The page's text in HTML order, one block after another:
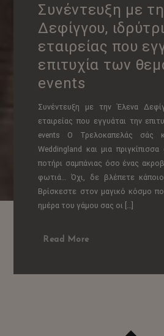
Συνέντευξη με
Δεφίγγου,
εταιρείας που
επιτυχία των
events
Συνέντευξη με την Έλενα
εταιρείας που εγγυάται την
events Ο Τρελοκαπελάς σάς
Weddingland και μια
ποτήρι σαμπάνιας όσο ένας
φωτιά… Όχι, δε βλέπετε
Βρίσκεστε στον μαγικό κόσμο
ημέρα του γάμου σας οι […]
Read More